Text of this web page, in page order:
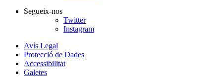
Segueix-nos
Twitter
Instagram
Avís Legal
Protecció de Dades
Accessibilitat
Galetes